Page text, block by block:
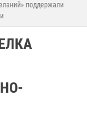
поддержали